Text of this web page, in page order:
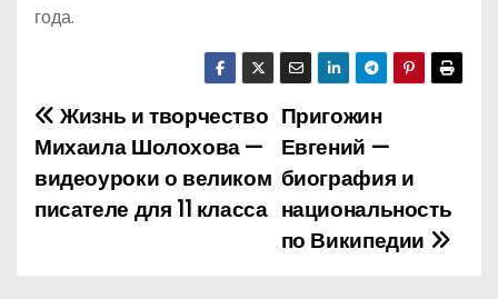
года.
Н
а
в
Пригожин
Евгений —
биография и
национальность
по Википедии
Жизнь и творчество
Михаила Шолохова —
видеоуроки о великом
писателе для 11 класса